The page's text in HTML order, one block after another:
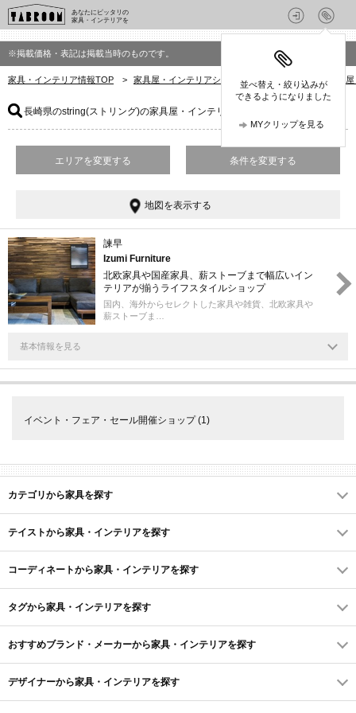
あなたにピッタリの
家具・インテリアを
並べ替え・絞り込みが
できるようになりました
MYクリップを見る
※掲載価格・表記は掲載当時のものです。
家具・インテリア情報TOP > 家具屋・インテリアショップを探す > 長崎県の家具
長崎県のstring(ストリング)の家具屋・インテリアショップ
エリアを変更する 条件を変更する
地図を表示する
諫早
Izumi Furniture
北欧家具や国産家具、薪ストーブまで幅広いイン
テリアが揃うライフスタイルショップ
国内、海外からセレクトした家具や雑貨、北欧家具や
薪ストーブま…
基本情報を見る
イベント・フェア・セール開催ショップ(1)
カテゴリから家具を探す
テイストから家具・インテリアを探す
コーディネートから家具・インテリアを探す
タグから家具・インテリアを探す
おすすめブランド・メーカーから家具・インテリアを探す
デザイナーから家具・インテリアを探す